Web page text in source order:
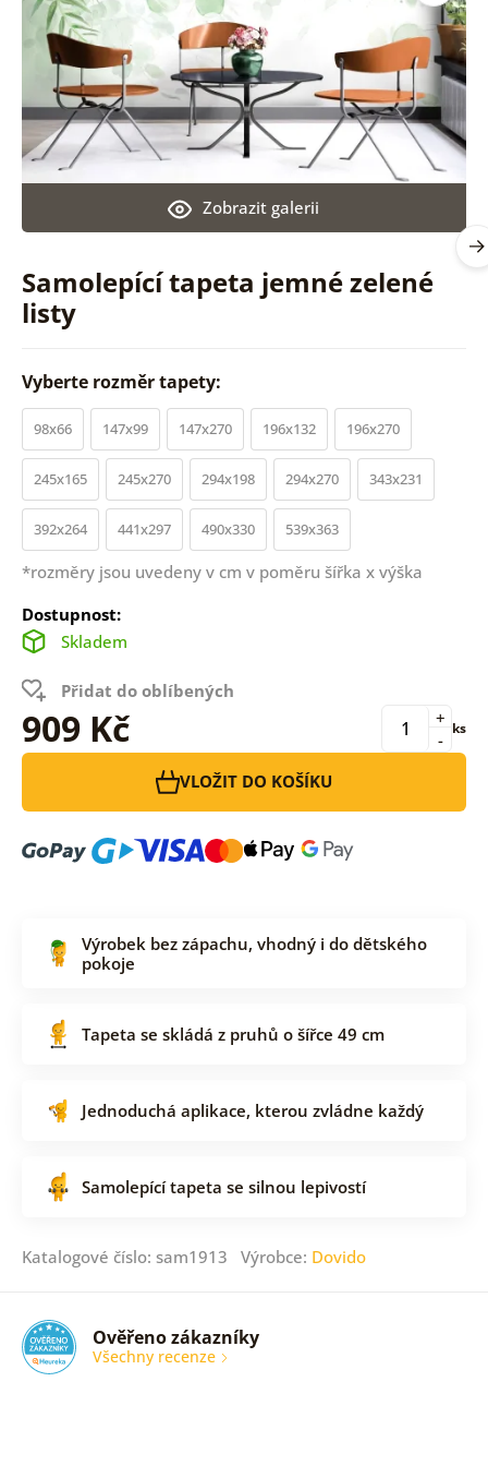
Samolepící tapeta jemné zelené
listy
Zobrazit galerii
Vyberte rozměr tapety:
98x66 147x99 147x270 196x132 196x270
245x165 245x270 294x198 294x270 343x231
392x264 441x297 490x330 539x363
*rozměry jsou uvedeny v cm v poměru šířka x výška
Dostupnost:
Skladem
Přidat do oblíbených
909 Kč -
+ ks
VLOŽIT DO KOŠÍKU
Výrobek bez zápachu, vhodný i do dětského
pokoje
Tapeta se skládá z pruhů o šířce 49 cm
Jednoduchá aplikace, kterou zvládne každý
Samolepící tapeta se silnou lepivostí
Katalogové číslo: sam1913 Výrobce: Dovido
Ověřeno zákazníky
Všechny recenze